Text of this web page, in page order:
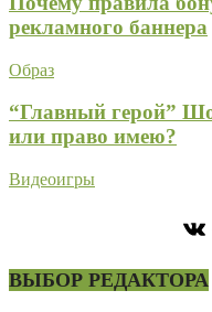
рекламного баннера
Образ
“Главный герой”
или право имею?
Видеоигры
ВЫБОР РЕДАКТОРА